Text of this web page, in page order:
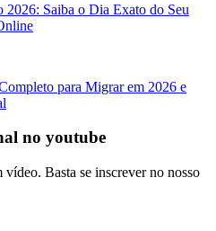
Saiba o Dia Exato do Seu
para Migrar em 2026 e
no youtube
Basta se inscrever no nosso